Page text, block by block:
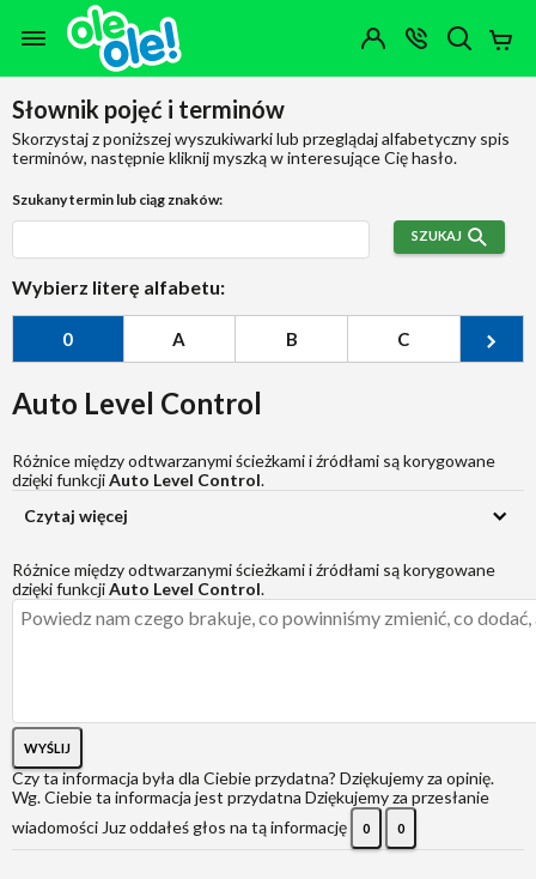
Przejdź do zawartości strony
Przejdź do wyszukiwarki
Przejdź do kategorii
Przejdź do stopki
OTWÓRZ
MENU
Moje
Konto
(0)
Słownik pojęć i terminów
Skorzystaj z poniższej wyszukiwarki lub przeglądaj alfabetyczny spis
terminów, następnie kliknij myszką w interesujące Cię hasło.
Szukany termin lub ciąg znaków:
SZUKAJ
Wybierz literę alfabetu:
0 A B C
Auto Level Control
Różnice między odtwarzanymi ścieżkami i źródłami są korygowane
dzięki funkcjiAuto Level Control.
Czytaj więcej
Różnice między odtwarzanymi ścieżkami i źródłami są korygowane
dzięki funkcjiAuto Level Control.
WYŚLIJ
Czy ta informacja była dla Ciebie przydatna? Dziękujemy za opinię.
Wg. Ciebie ta informacja jest przydatna Dziękujemy za przesłanie
wiadomości Juz oddałeś głos na tą informację 0 0